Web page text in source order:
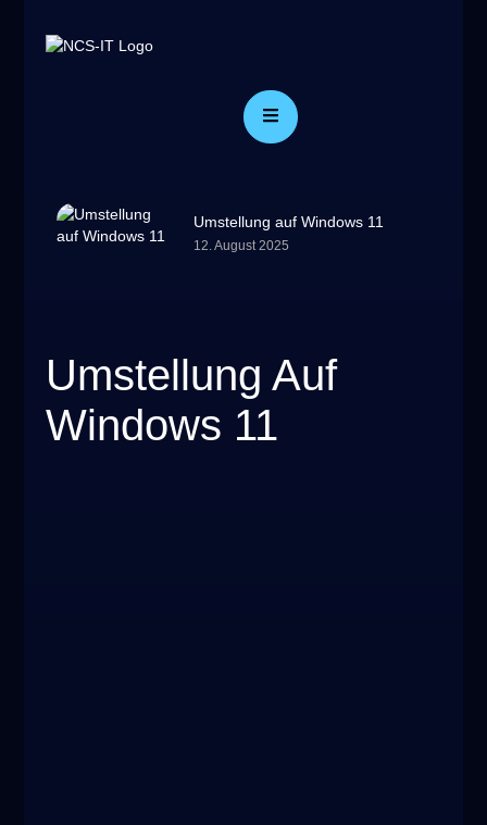
Umstellung auf Windows 11
12. August 2025
Umstellung Auf
Windows 11